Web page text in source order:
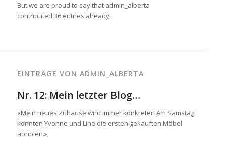
But we are proud to say that admin_alberta
contributed 36 entries already.
EINTRÄGE VON ADMIN_ALBERTA
Nr. 12: Mein letzter Blog…
«Mein neues Zuhause wird immer konkreter! Am Samstag
konnten Yvonne und Line die ersten gekauften Möbel
abholen.»